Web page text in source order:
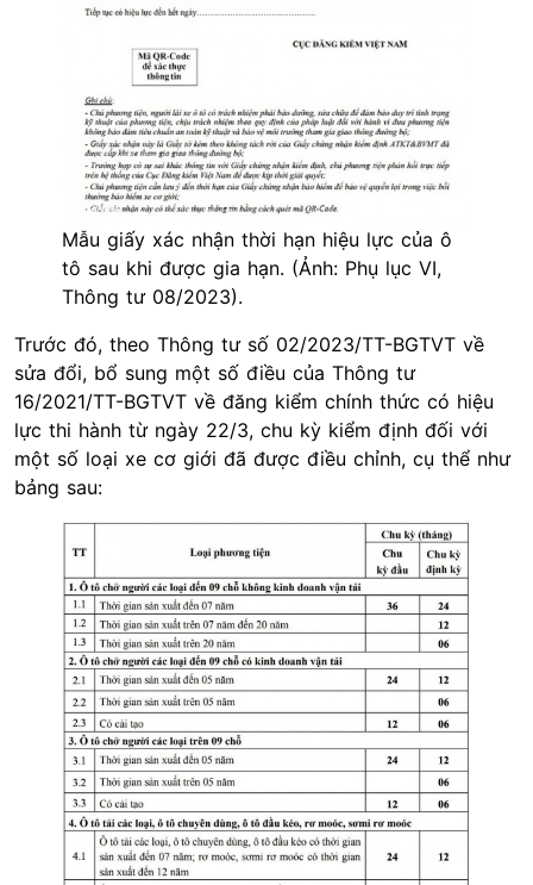
Mẫu giấy xác nhận thời hạn hiệu lực của ô
tô sau khi được gia hạn. (Ảnh: Phụ lục VI,
Thông tư 08/2023).
Trước đó, theo Thông tư số 02/2023/TT-BGTVT về
sửa đổi, bổ sung một số điều của Thông tư
16/2021/TT-BGTVT về đăng kiểm chính thức có hiệu
lực thi hành từ ngày 22/3, chu kỳ kiểm định đối với
một số loại xe cơ giới đã được điều chỉnh, cụ thể như
bảng sau: